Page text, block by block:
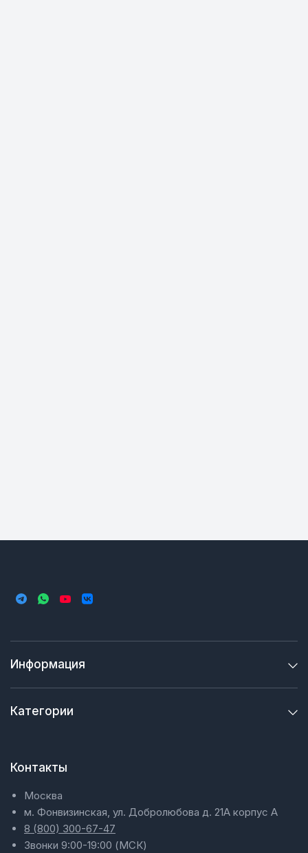
Информация
Категории
Контакты
Москва
м. Фонвизинская, ул. Добролюбова д. 21А корпус А
8 (800) 300-67-47
Звонки 9:00-19:00 (МСК)